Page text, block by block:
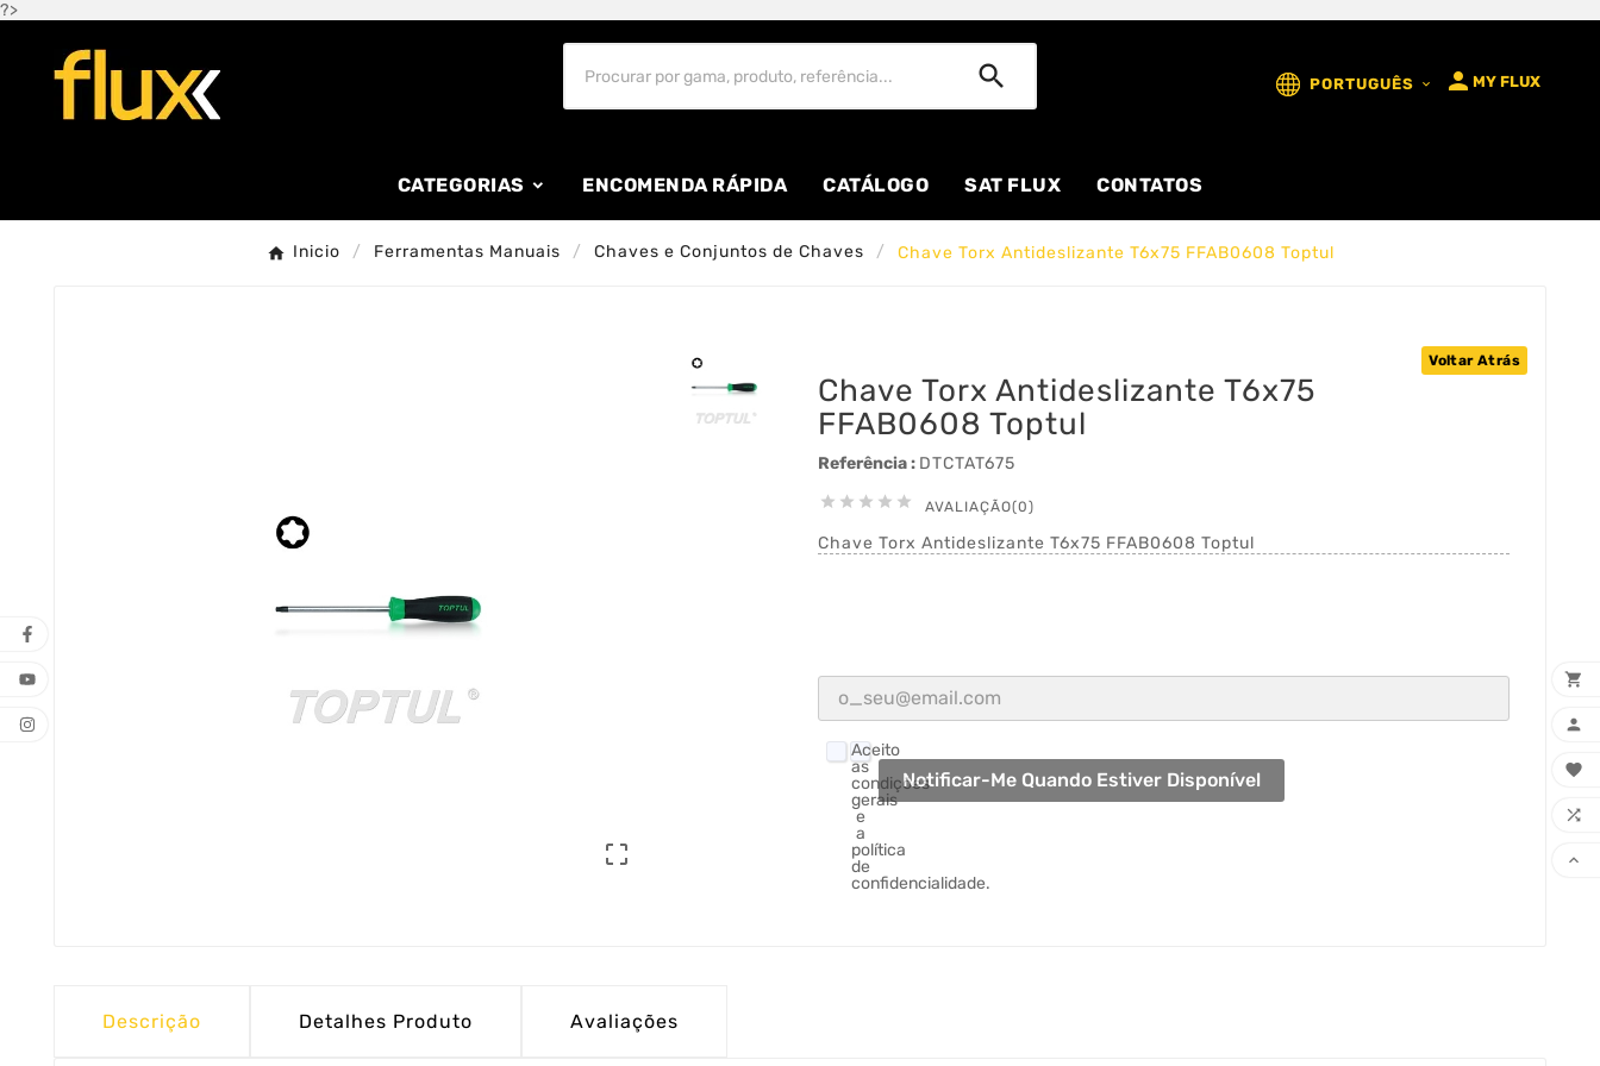
?>
 PORTUGUÊS   MY FLUX
CATEGORIAS ENCOMENDA RÁPIDA CATÁLOGO SAT FLUX CONTATOS
Inicio Ferramentas Manuais Chaves e Conjuntos de Chaves Chave Torx Antideslizante T6x75 FFAB0608 Toptul

Voltar Atrás
Chave Torx Antideslizante T6x75
FFAB0608 Toptul
Referência : DTCTAT675
     AVALIAÇÃO(0)
Chave Torx Antideslizante T6x75 FFAB0608 Toptul
Aceito
as
condições
gerais
e
a
política
de
confidencialidade.
Notificar-Me Quando Estiver Disponível
Descrição Detalhes Produto Avaliações




